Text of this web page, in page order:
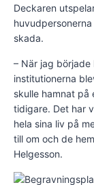
Deckaren
skada.
– När jag började
institutionerna
skulle hamnat på
tidigare. Det har
hela sina liv på
till om och de
Helgesson.